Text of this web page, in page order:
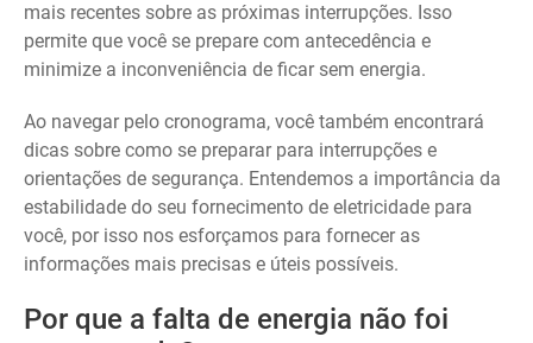
mais recentes sobre as próximas interrupções. Isso
permite que você se prepare com antecedência e
minimize a inconveniência de ficar sem energia.
Ao navegar pelo cronograma, você também encontrará
dicas sobre como se preparar para interrupções e
orientações de segurança. Entendemos a importância da
estabilidade do seu fornecimento de eletricidade para
você, por isso nos esforçamos para fornecer as
informações mais precisas e úteis possíveis.
Por que a falta de energia não foi